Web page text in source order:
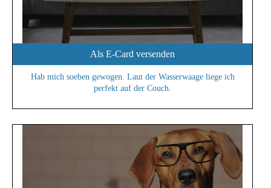
Als E-Card versenden
Hab mich soeben gewogen. Laut der Wasserwaage liege ich
perfekt auf der Couch.